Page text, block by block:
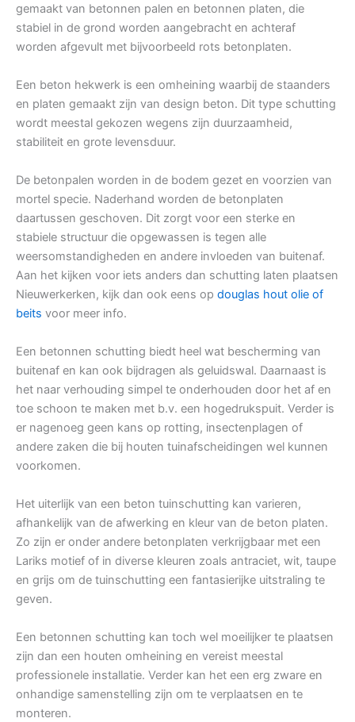
gemaakt van betonnen palen en betonnen platen, die
stabiel in de grond worden aangebracht en achteraf
worden afgevult met bijvoorbeeld rots betonplaten.
Een beton hekwerk is een omheining waarbij de staanders
en platen gemaakt zijn van design beton. Dit type schutting
wordt meestal gekozen wegens zijn duurzaamheid,
stabiliteit en grote levensduur.
De betonpalen worden in de bodem gezet en voorzien van
mortel specie. Naderhand worden de betonplaten
daartussen geschoven. Dit zorgt voor een sterke en
stabiele structuur die opgewassen is tegen alle
weersomstandigheden en andere invloeden van buitenaf.
Aan het kijken voor iets anders dan schutting laten plaatsen
Nieuwerkerken, kijk dan ook eens op douglas hout olie of
beits voor meer info.
Een betonnen schutting biedt heel wat bescherming van
buitenaf en kan ook bijdragen als geluidswal. Daarnaast is
het naar verhouding simpel te onderhouden door het af en
toe schoon te maken met b.v. een hogedrukspuit. Verder is
er nagenoeg geen kans op rotting, insectenplagen of
andere zaken die bij houten tuinafscheidingen wel kunnen
voorkomen.
Het uiterlijk van een beton tuinschutting kan varieren,
afhankelijk van de afwerking en kleur van de beton platen.
Zo zijn er onder andere betonplaten verkrijgbaar met een
Lariks motief of in diverse kleuren zoals antraciet, wit, taupe
en grijs om de tuinschutting een fantasierijke uitstraling te
geven.
Een betonnen schutting kan toch wel moeilijker te plaatsen
zijn dan een houten omheining en vereist meestal
professionele installatie. Verder kan het een erg zware en
onhandige samenstelling zijn om te verplaatsen en te
monteren.